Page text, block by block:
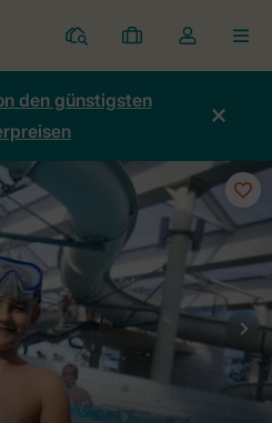
Ferienparks
Meine
Buchungen
Dropdown-
Menü
Kontos
den günstigsten